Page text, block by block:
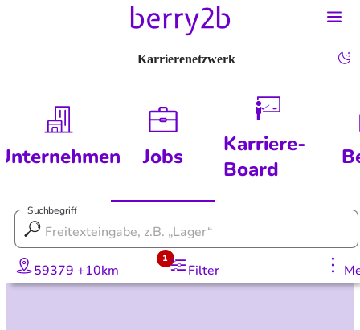
Karrierenetzwerk
Jobs
Karriere-
Board
Suchbegriff
59379 +10km Filter
1